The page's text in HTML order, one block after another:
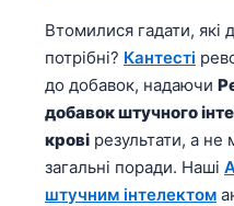
Втомилися гадати, які
потрібні? Кантесті
до добавок, надаючи
добавок штучного
крові результати, а не
загальні поради. Наші
штучним інтелектом